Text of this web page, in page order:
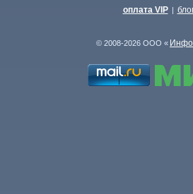
оплата VIP |
© 2008-2026 ООО «